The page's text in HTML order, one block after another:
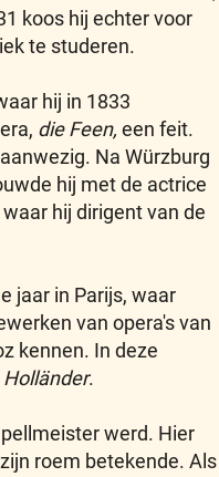
koos hij echter voor
te studeren.
hij in 1833
die Feen, een feit.
Na Würzburg
hij met de actrice
hij dirigent van de
jaar in Parijs, waar
van opera's van
kennen. In deze
.
werd. Hier
roem betekende. Als